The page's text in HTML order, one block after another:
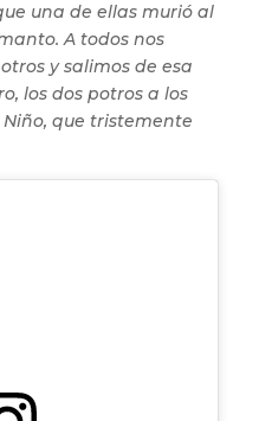
una de ellas murió al
A todos nos
y salimos de esa
los dos potros a los
que tristemente